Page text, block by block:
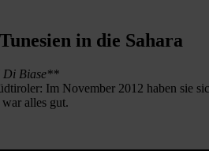
in die Sahara
Di Biase**
Im November 2012 haben sie
alles gut.